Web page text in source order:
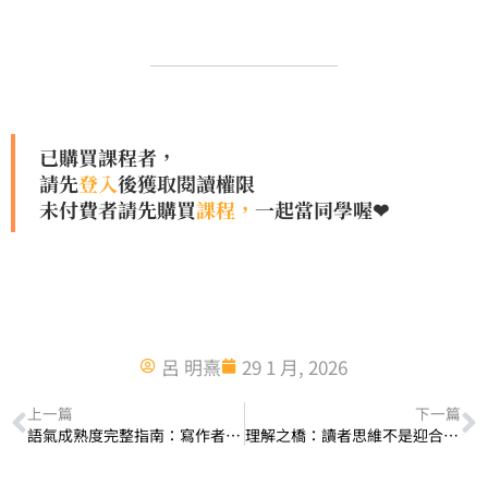
已購買課程者，
請先登入後獲取閱讀權限
未付費者請先購買課程， 一起當同學喔❤
呂 明熹 29 1 月, 2026
上一篇
語氣成熟度完整指南：寫作者心理7階段、視角錯位、NG句型與AI SEO全解析
下一篇
理解之橋：讀者思維不是迎合，而是讓對的人走向你｜文案像你